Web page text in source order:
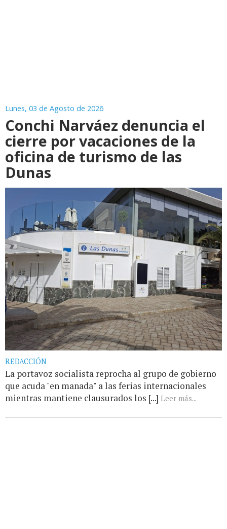
Lunes, 03 de Agosto de 2026
Conchi Narváez denuncia el
cierre por vacaciones de la
oficina de turismo de las
Dunas
REDACCIÓN
La portavoz socialista reprocha al grupo de gobierno
que acuda "en manada" a las ferias internacionales
mientras mantiene clausurados los [...] Leer más...